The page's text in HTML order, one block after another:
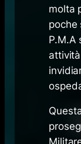
molta
poche
P.M.A